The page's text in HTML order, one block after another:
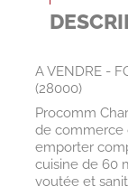
A VENDRE -
(28000)
Procomm
de commerce
emporter
cuisine de 60
voutée et